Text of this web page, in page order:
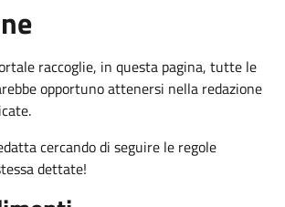
raccoglie, in questa pagina, tutte le
opportuno attenersi nella redazione
cercando di seguire le regole
dettate!